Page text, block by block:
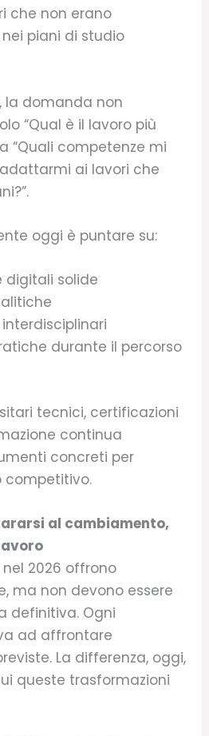
che non erano
piani di studio
la domanda non
“Qual è il lavoro più
“Quali competenze mi
ai lavori che
oggi è puntare su:
digitali solide
durante il percorso
tecnici, certificazioni
continua
concreti per
competitivo.
al cambiamento,
2026 offrono
ma non devono essere
definitiva. Ogni
ad affrontare
La differenza, oggi,
queste trasformazioni